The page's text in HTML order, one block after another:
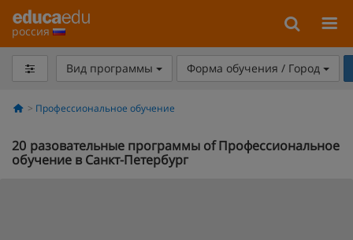
россия
Вид программы Форма обучения / Город
Профессиональное обучение
20 разовательные программы of Профессиональное
обучение в Санкт-Петербург